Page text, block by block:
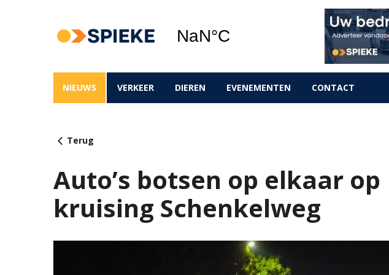
NIEUWS VERKEER DIEREN EVENEMENTEN CONTACT
Terug
Auto’s botsen op elkaar op
kruising Schenkelweg